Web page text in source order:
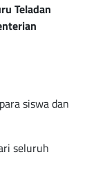
Teladan
siswa dan
seluruh